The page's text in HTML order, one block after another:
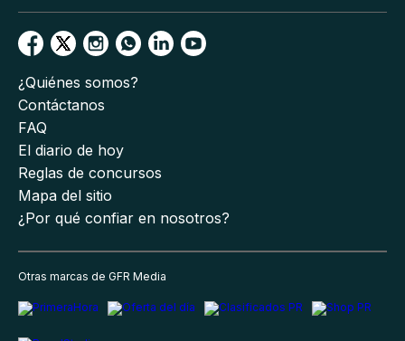
¿Quiénes somos?
Contáctanos
FAQ
El diario de hoy
Reglas de concursos
Mapa del sitio
¿Por qué confiar en nosotros?
Otras marcas de GFR Media